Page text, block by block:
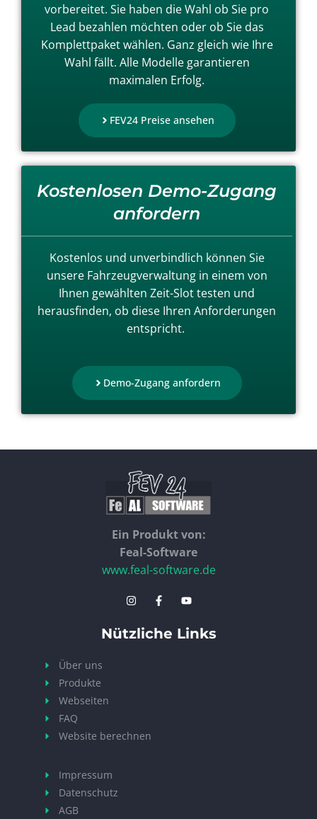
vorbereitet. Sie haben die Wahl ob Sie pro
Lead bezahlen möchten oder ob Sie das
Komplettpaket wählen. Ganz gleich wie Ihre
Wahl fällt. Alle Modelle garantieren
maximalen Erfolg.
FEV24 Preise ansehen
Kostenlosen Demo-Zugang
anfordern
Kostenlos und unverbindlich können Sie
unsere Fahrzeugverwaltung in einem von
Ihnen gewählten Zeit-Slot testen und
herausfinden, ob diese Ihren Anforderungen
entspricht.
Demo-Zugang anfordern
Ein Produkt von:
Feal-Software
www.feal-software.de
Nützliche Links
Über uns
Produkte
Webseiten
FAQ
Website berechnen
Impressum
Datenschutz
AGB